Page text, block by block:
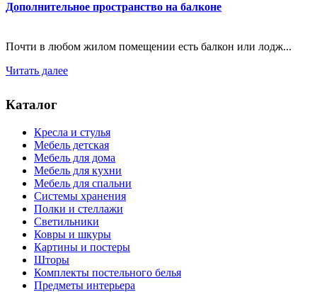
Дополнительное пространство на балконе
Почти в любом жилом помещении есть балкон или лодж...
Читать далее
Каталог
Кресла и стулья
Мебель детская
Мебель для дома
Мебель для кухни
Мебель для спальни
Системы хранения
Полки и стеллажи
Светильники
Ковры и шкуры
Картины и постеры
Шторы
Комплекты постельного белья
Предметы интерьера